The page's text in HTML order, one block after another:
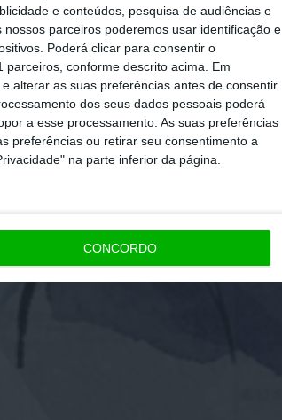
e conteúdos, pesquisa de audiências e
parceiros poderemos usar identificação e
Poderá clicar para consentir o
conforme descrito acima. Em
alterar as suas preferências antes de consentir
dos seus dados pessoais poderá
a esse processamento. As suas preferências
preferências ou retirar seu consentimento a
na parte inferior da página.
CONCORDO